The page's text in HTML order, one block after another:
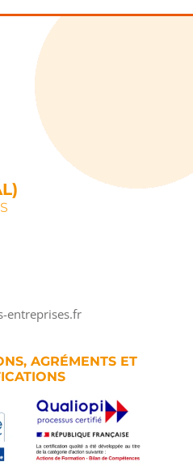
entreprises.fr
AGRÉMENTS ET